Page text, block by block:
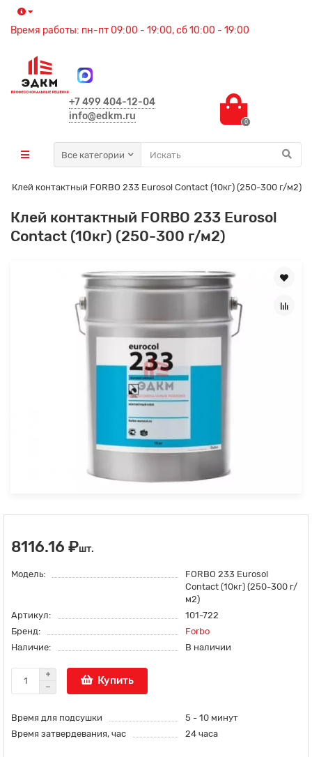
Время работы: пн-пт 09:00 - 19:00, сб 10:00 - 19:00
+7 499 404-12-04
info@edkm.ru
0
Все категории
Клей контактный FORBO 233 Eurosol Contact (10кг) (250-300 г/м2)
Клей контактный FORBO 233 Eurosol
Contact (10кг) (250-300 г/м2)
8116.16 ₽шт.
Модель:
FORBO 233 Eurosol
Contact (10кг) (250-300 г/
м2)
Артикул:
101-722
Бренд:
Forbo
Наличие:
В наличии
Купить
Время для подсушки
5 - 10 минут
Время затвердевания, час
24 часа